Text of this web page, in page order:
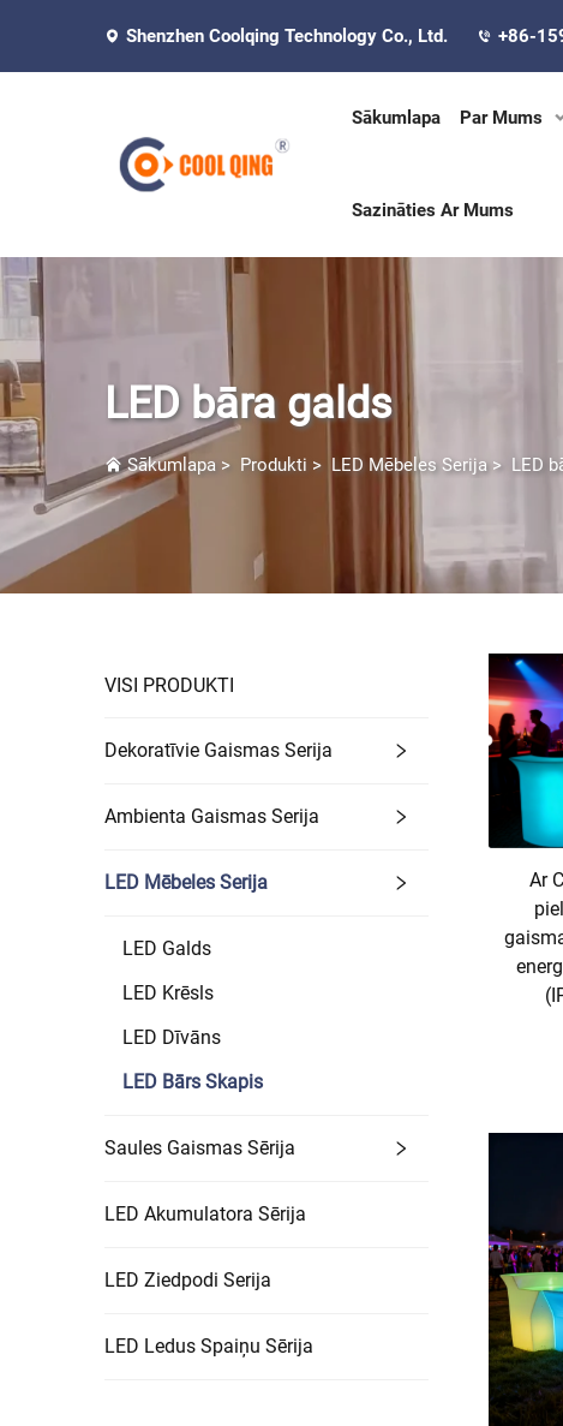
Shenzhen Coolqing Technology Co., Ltd. +86-
Sākumlapa Par Mums
Sazināties Ar Mums
LED bāra galds
Sākumlapa > Produkti > LED Mēbeles Serija> LED
VISI PRODUKTI
Dekoratīvie Gaismas Serija
Ambienta Gaismas Serija
LED Mēbeles Serija
LED Galds
LED Krēsls
LED Dīvāns
LED Bārs Skapis
Saules Gaismas Sērija
LED Akumulatora Sērija
LED Ziedpodi Serija
LED Ledus Spaiņu Sērija
Ar